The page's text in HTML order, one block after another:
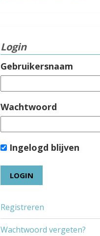
Login
Gebruikersnaam
Wachtwoord
Ingelogd blijven
Registreren
Wachtwoord vergeten?